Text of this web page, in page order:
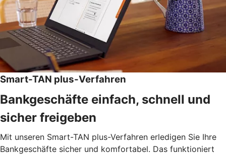
Smart-TAN plus-Verfahren
Bankgeschäfte einfach, schnell und
sicher freigeben
Mit unseren Smart-TAN plus-Verfahren erledigen Sie Ihre
Bankgeschäfte sicher und komfortabel. Das funktioniert